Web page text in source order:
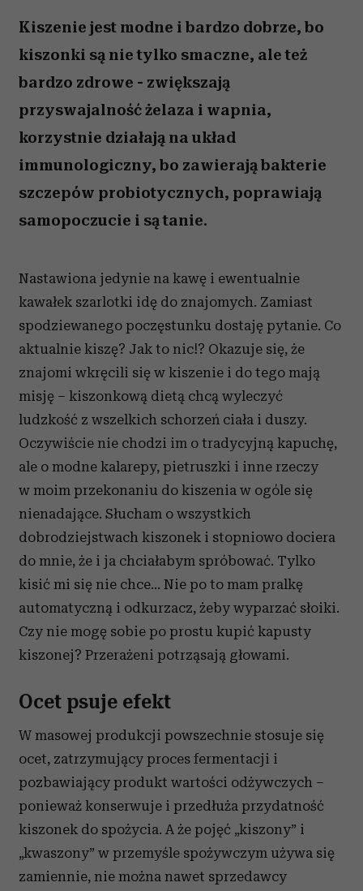
Kiszenie jest modne i bardzo dobrze, bo
kiszonki są nie tylko smaczne, ale też
bardzo zdrowe - zwiększają
przyswajalność żelaza i wapnia,
korzystnie działają na układ
immunologiczny, bo zawierają bakterie
szczepów probiotycznych, poprawiają
samopoczucie i są tanie.
Nastawiona jedynie na kawę i ewentualnie
kawałek szarlotki idę do znajomych. Zamiast
spodziewanego poczęstunku dostaję pytanie. Co
aktualnie kiszę? Jak to nic!? Okazuje się, że
znajomi wkręcili się w kiszenie i do tego mają
misję – kiszonkową dietą chcą wyleczyć
ludzkość z wszelkich schorzeń ciała i duszy.
Oczywiście nie chodzi im o tradycyjną kapuchę,
ale o modne kalarepy, pietruszki i inne rzeczy
w moim przekonaniu do kiszenia w ogóle się
nienadające. Słucham o wszystkich
dobrodziejstwach kiszonek i stopniowo dociera
do mnie, że i ja chciałabym spróbować. Tylko
kisić mi się nie chce... Nie po to mam pralkę
automatyczną i odkurzacz, żeby wyparzać słoiki.
Czy nie mogę sobie po prostu kupić kapusty
kiszonej? Przerażeni potrząsają głowami.
Ocet psuje efekt
W masowej produkcji powszechnie stosuje się
ocet, zatrzymujący proces fermentacji i
pozbawiający produkt wartości odżywczych –
ponieważ konserwuje i przedłuża przydatność
kiszonek do spożycia. A że pojęć „kiszony” i
„kwaszony” w przemyśle spożywczym używa się
zamiennie, nie można nawet sprzedawcy